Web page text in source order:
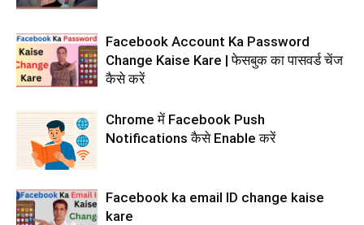
Facebook Account Ka Password
Change Kaise Kare | फेसबुक का पासवर्ड चेंज
कैसे करें
Chrome में Facebook Push
Notifications कैसे Enable करें
Facebook ka email ID change kaise
kare